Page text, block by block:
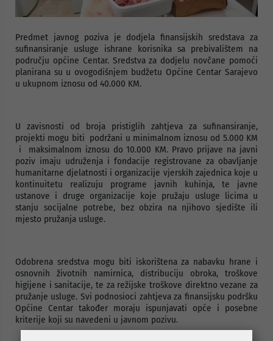
Predmet javnog poziva je dodjela finansijskih sredstava za
sufinansiranje usluge ishrane korisnika sa prebivalištem na
području općine Centar. Sredstva za dodjelu novčane pomoći
planirana su u ovogodišnjem budžetu Općine Centar Sarajevo
u ukupnom iznosu od 40.000 KM.
U zavisnosti od broja pristiglih zahtjeva za sufinansiranje,
projekti mogu biti podržani u minimalnom iznosu od 5.000 KM
i maksimalnom iznosu do 10.000 KM. Pravo prijave na javni
poziv imaju udruženja i fondacije registrovane za obavljanje
humanitarne djelatnosti i organizacije vjerskih zajednica koje u
kontinuitetu realizuju programe javnih kuhinja, te javne
ustanove i druge organizacije koje pružaju usluge licima u
stanju socijalne potrebe, bez obzira na njihovo sjedište ili
mjesto pružanja usluge.
Odobrena sredstva mogu biti iskorištena za nabavku hrane i
osnovnih životnih namirnica, distribuciju obroka, troškove
higijene i sanitacije, te za režijske troškove direktno vezane za
pružanje usluge. Svi podnosioci zahtjeva za finansijsku podršku
Općine Centar također moraju ispunjavati opće i posebne
kriterije koji su navedeni u javnom pozivu.